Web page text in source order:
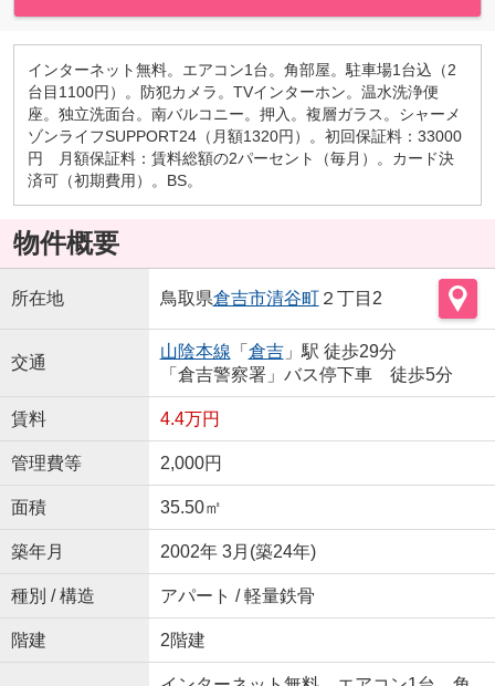
インターネット無料。エアコン1台。角部屋。駐車場1台込（2
台目1100円）。防犯カメラ。TVインターホン。温水洗浄便
座。独立洗面台。南バルコニー。押入。複層ガラス。シャーメ
ゾンライフSUPPORT24（月額1320円）。初回保証料：33000
円 月額保証料：賃料総額の2パーセント（毎月）。カード決
済可（初期費用）。BS。
物件概要
所在地 鳥取県倉吉市清谷町２丁目2
交通
山陰本線 「 倉吉」駅 徒歩29分
「倉吉警察署」バス停下車 徒歩5分
賃料 4.4万円
管理費等 2,000円
面積 35.50㎡
築年月 2002年 3月(築24年)
種別 / 構造 アパート / 軽量鉄骨
階建 2階建